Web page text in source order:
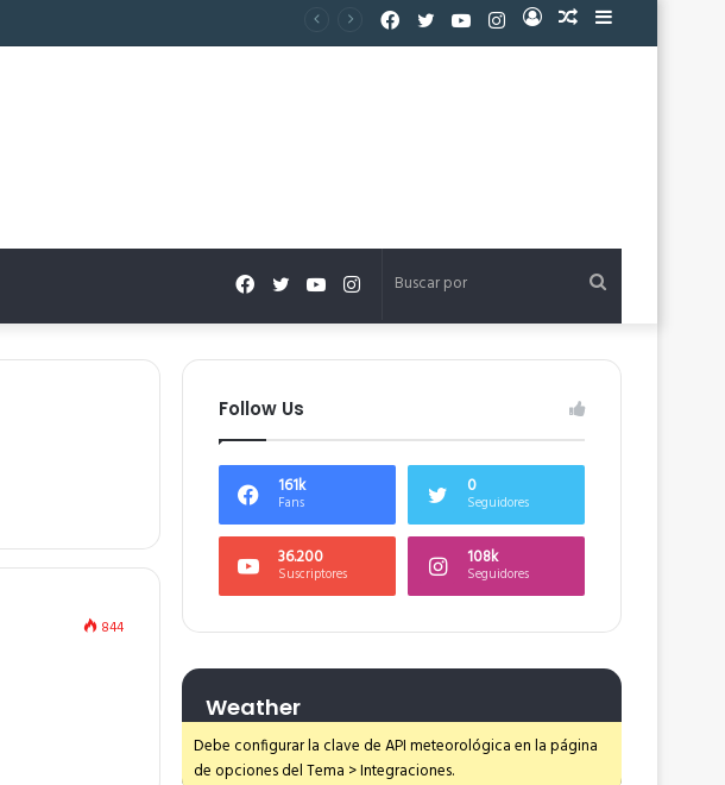
Barra
Publicación
Acceso
Instagram
YouTube
Twitter
Facebook
Buscar
por
Instagram
YouTube
Twitter
Facebook
844
Follow Us
161k
Fans
0
Seguidores
36.200
Suscriptores
108k
Seguidores
Weather
Debe configurar la clave de API meteorológica en la página
de opciones del Tema > Integraciones.